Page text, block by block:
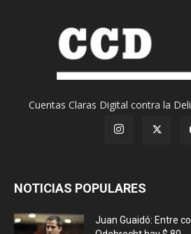
Cuentas Claras Digital contra la
NOTICIAS POPULARES
Juan Guaidó: Entre